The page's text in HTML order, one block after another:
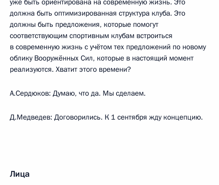
уже быть ориентирована на современную жизнь. Это
должна быть оптимизированная структура клуба. Это
должны быть предложения, которые помогут
соответствующим спортивным клубам встроиться
в современную жизнь с учётом тех предложений по новому
облику Вооружённых Сил, которые в настоящий момент
реализуются. Хватит этого времени?
А.Сердюков: Думаю, что да. Мы сделаем.
Д.Медведев: Договорились. К 1 сентября жду концепцию.
Лица